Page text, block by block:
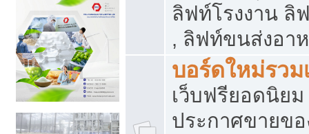
ลิฟท์โรงงาน ลิ
, ลิฟท์ขนส่งอา
บอร์ดใหม่รว
เว็บฟรียอดนิย
ประกาศขายข